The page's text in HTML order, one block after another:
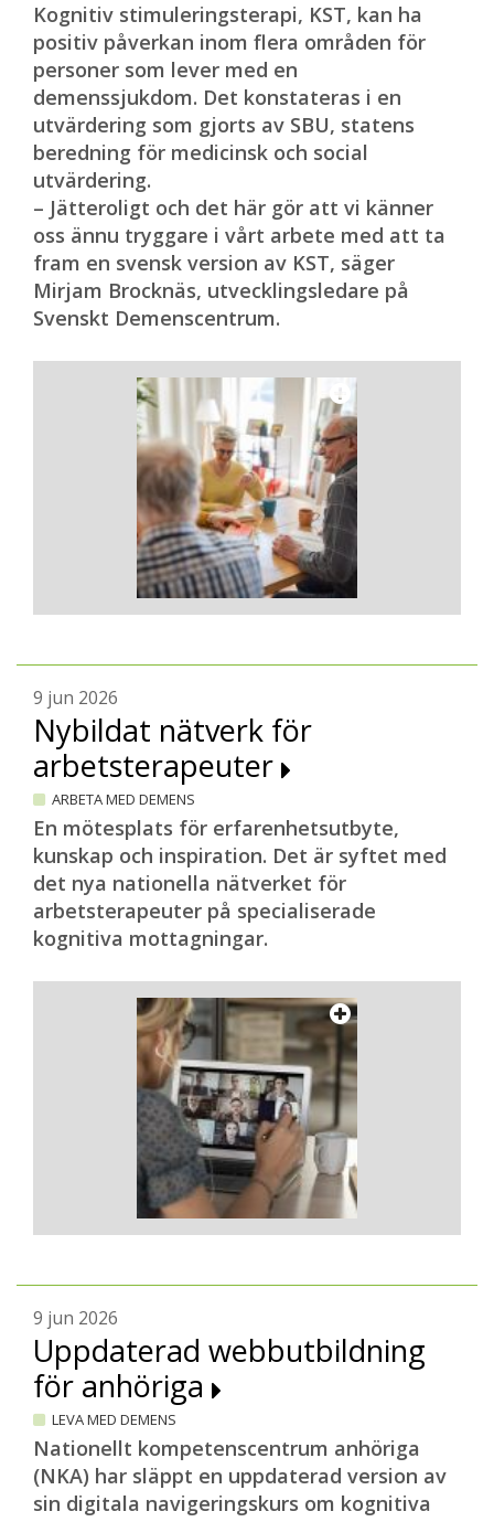
Kognitiv stimuleringsterapi, KST, kan ha
positiv påverkan inom flera områden för
personer som lever med en
demenssjukdom. Det konstateras i en
utvärdering som gjorts av SBU, statens
beredning för medicinsk och social
utvärdering.
– Jätteroligt och det här gör att vi känner
oss ännu tryggare i vårt arbete med att ta
fram en svensk version av KST, säger
Mirjam Brocknäs, utvecklingsledare på
Svenskt Demenscentrum.
9 jun 2026
Nybildat nätverk för
arbetsterapeuter
ARBETA MED DEMENS
En mötesplats för erfarenhetsutbyte,
kunskap och inspiration. Det är syftet med
det nya nationella nätverket för
arbetsterapeuter på specialiserade
kognitiva mottagningar.
9 jun 2026
Uppdaterad webbutbildning
för anhöriga
LEVA MED DEMENS
Nationellt kompetenscentrum anhöriga
(NKA) har släppt en uppdaterad version av
sin digitala navigeringskurs om kognitiva